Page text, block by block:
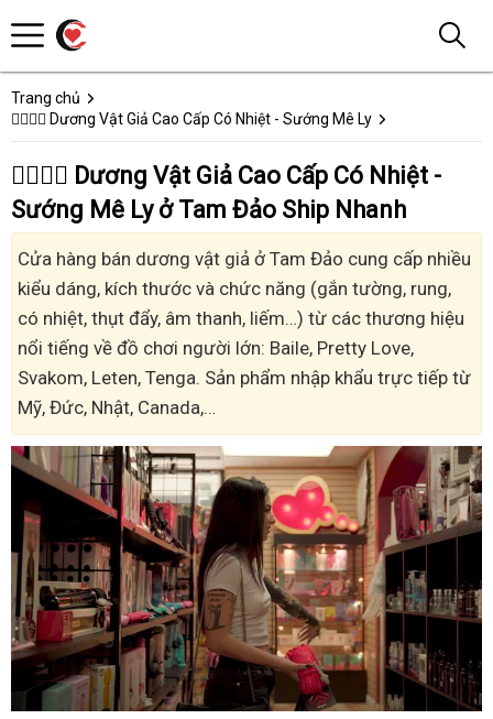
Trang chủ
👩‍❤️‍💋‍👨 Dương Vật Giả Cao Cấp Có Nhiệt - Sướng Mê Ly
👩‍❤️‍💋‍👨 Dương Vật Giả Cao Cấp Có Nhiệt -
Sướng Mê Ly ở Tam Đảo Ship Nhanh
Cửa hàng bán dương vật giả ở Tam Đảo cung cấp nhiều
kiểu dáng, kích thước và chức năng (gắn tường, rung,
có nhiệt, thụt đẩy, âm thanh, liếm…) từ các thương hiệu
nổi tiếng về đồ chơi người lớn: Baile, Pretty Love,
Svakom, Leten, Tenga. Sản phẩm nhập khẩu trực tiếp từ
Mỹ, Đức, Nhật, Canada,…